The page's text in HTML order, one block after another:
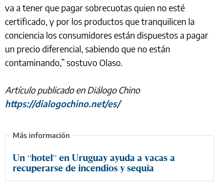
va a tener que pagar sobrecuotas quien no esté
certificado, y por los productos que tranquilicen la
conciencia los consumidores están dispuestos a pagar
un precio diferencial, sabiendo que no están
contaminando,” sostuvo Olaso.
Artículo publicado en Diálogo Chino
https://dialogochino.net/es/
Un “hotel” en Uruguay ayuda a vacas a
recuperarse de incendios y sequía